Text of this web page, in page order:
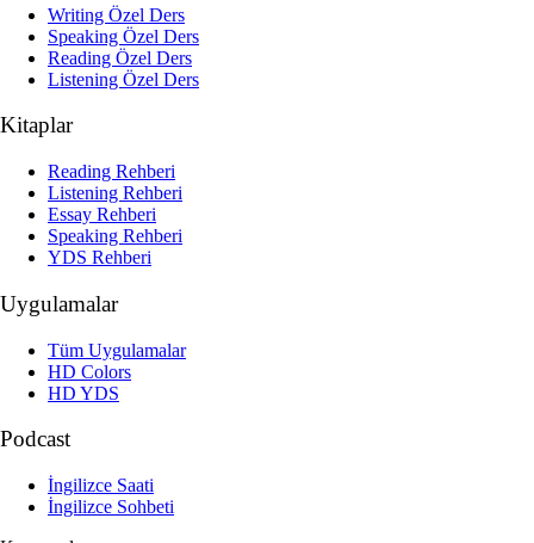
Writing Özel Ders
Speaking Özel Ders
Reading Özel Ders
Listening Özel Ders
Kitaplar
Reading Rehberi
Listening Rehberi
Essay Rehberi
Speaking Rehberi
YDS Rehberi
Uygulamalar
Tüm Uygulamalar
HD Colors
HD YDS
Podcast
İngilizce Saati
İngilizce Sohbeti